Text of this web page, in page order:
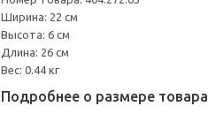
Ширина: 22 см
Высота: 6 см
Длина: 26 см
Вес: 0.44 кг
Подробнее о размере товара